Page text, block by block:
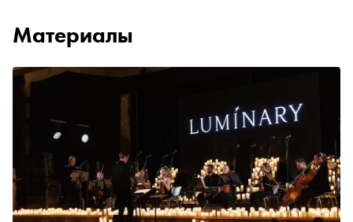
Материалы